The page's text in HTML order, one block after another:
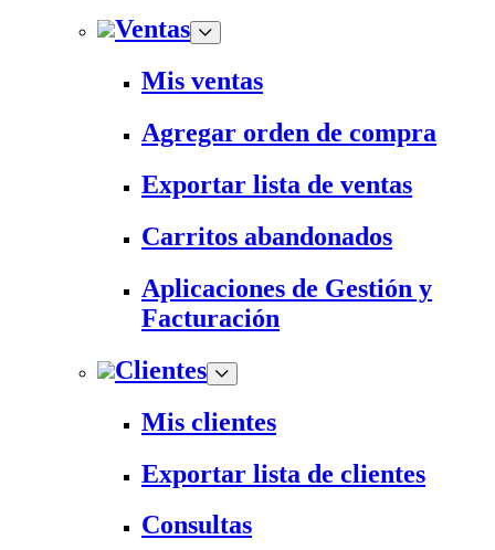
Ventas
Mis ventas
Agregar orden de compra
Exportar lista de ventas
Carritos abandonados
Aplicaciones de Gestión y
Facturación
Clientes
Mis clientes
Exportar lista de clientes
Consultas